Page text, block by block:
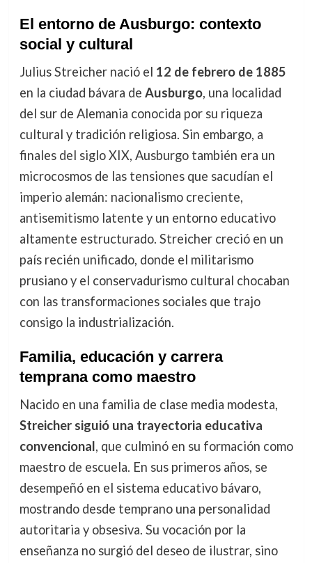
El entorno de Ausburgo: contexto
social y cultural
Julius Streicher nació el 12 de febrero de 1885
en la ciudad bávara de Ausburgo, una localidad
del sur de Alemania conocida por su riqueza
cultural y tradición religiosa. Sin embargo, a
finales del siglo XIX, Ausburgo también era un
microcosmos de las tensiones que sacudían el
imperio alemán: nacionalismo creciente,
antisemitismo latente y un entorno educativo
altamente estructurado. Streicher creció en un
país recién unificado, donde el militarismo
prusiano y el conservadurismo cultural chocaban
con las transformaciones sociales que trajo
consigo la industrialización.
Familia, educación y carrera
temprana como maestro
Nacido en una familia de clase media modesta,
Streicher siguió una trayectoria educativa
convencional, que culminó en su formación como
maestro de escuela. En sus primeros años, se
desempeñó en el sistema educativo bávaro,
mostrando desde temprano una personalidad
autoritaria y obsesiva. Su vocación por la
enseñanza no surgió del deseo de ilustrar, sino